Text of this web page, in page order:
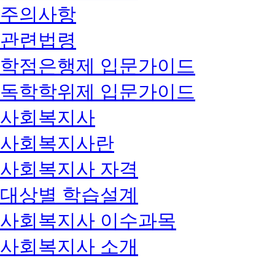
주의사항
관련법령
학점은행제 입문가이드
독학학위제 입문가이드
사회복지사
사회복지사란
사회복지사 자격
대상별 학습설계
사회복지사 이수과목
사회복지사 소개